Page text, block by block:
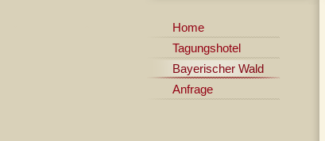
Home
Tagungshotel
Bayerischer Wald
Anfrage